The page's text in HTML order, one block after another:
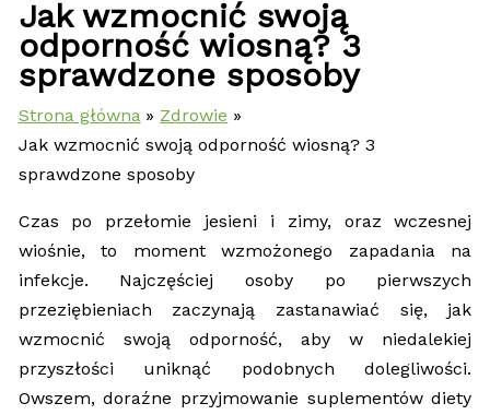
Jak wzmocnić swoją
odporność wiosną? 3
sprawdzone sposoby
Strona główna
Zdrowie
Jak wzmocnić swoją odporność wiosną? 3
sprawdzone sposoby
Czas po przełomie jesieni i zimy, oraz wczesnej
wiośnie, to moment wzmożonego zapadania na
infekcje. Najczęściej osoby po pierwszych
przeziębieniach zaczynają zastanawiać się, jak
wzmocnić swoją odporność, aby w niedalekiej
przyszłości uniknąć podobnych dolegliwości.
Owszem, doraźne przyjmowanie suplementów diety